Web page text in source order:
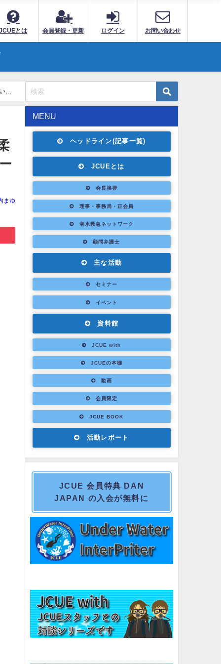
とは 会員登録・更新 ログイン お問い合わせ
！
まゆ
MENU
ヘッドライン(記事一覧)
JCUEとは
会長挨拶
理事・事務局・正会員
潜水救急ネットワーク
顧問弁護士
主な活動
セミナー
イベント
資料館
JCUE with
JCUEの本棚
動画
会員限定
JCUE BOOK
活動レポート
JCUE 会員特典 DAN
JAPAN の入会が無料に